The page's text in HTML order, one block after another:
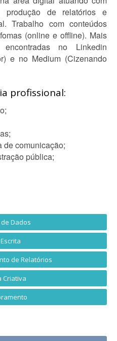
produção de relatórios e
Trabalho com conteúdos
(online e offline). Mais
no Linkedin
e no Medium (Cizenando
profissional:
de comunicação;
pública;
Dados
de Relatórios
Criativa